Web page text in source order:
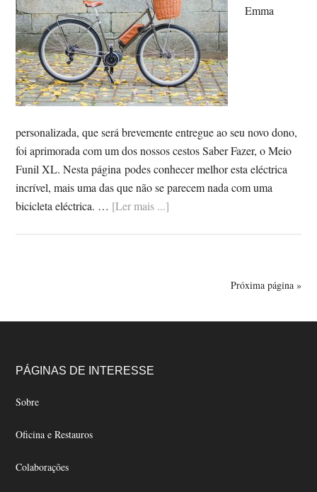
Emma
personalizada, que será brevemente entregue ao seu novo dono,
foi aprimorada com um dos nossos cestos Saber Fazer, o Meio
Funil XL. Nesta página podes conhecer melhor esta eléctrica
incrível, mais uma das que não se parecem nada com uma
bicicleta eléctrica. … [Ler mais ...]
Próxima página »
Footer
PÁGINAS DE INTERESSE
Sobre
Oficina e Restauros
Colaborações